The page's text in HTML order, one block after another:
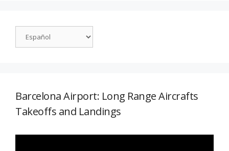
Barcelona Airport: Long Range Aircrafts
Takeoffs and Landings